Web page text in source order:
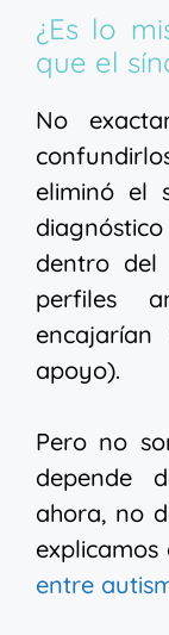
¿Es lo
que el
No
eliminó el
dentro del
perfiles
apoyo).
Pero no
depende
ahora, no
entre